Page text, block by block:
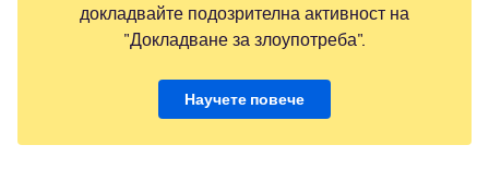
докладвайте подозрителна активност на
"Докладване за злоупотреба".
Научете повече